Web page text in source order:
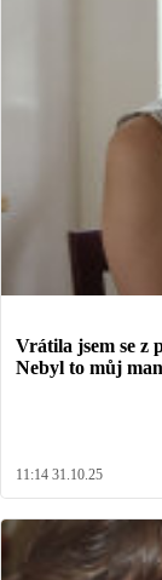
Vrátila jsem se z
Nebyl to můj
11:14 31.10.25